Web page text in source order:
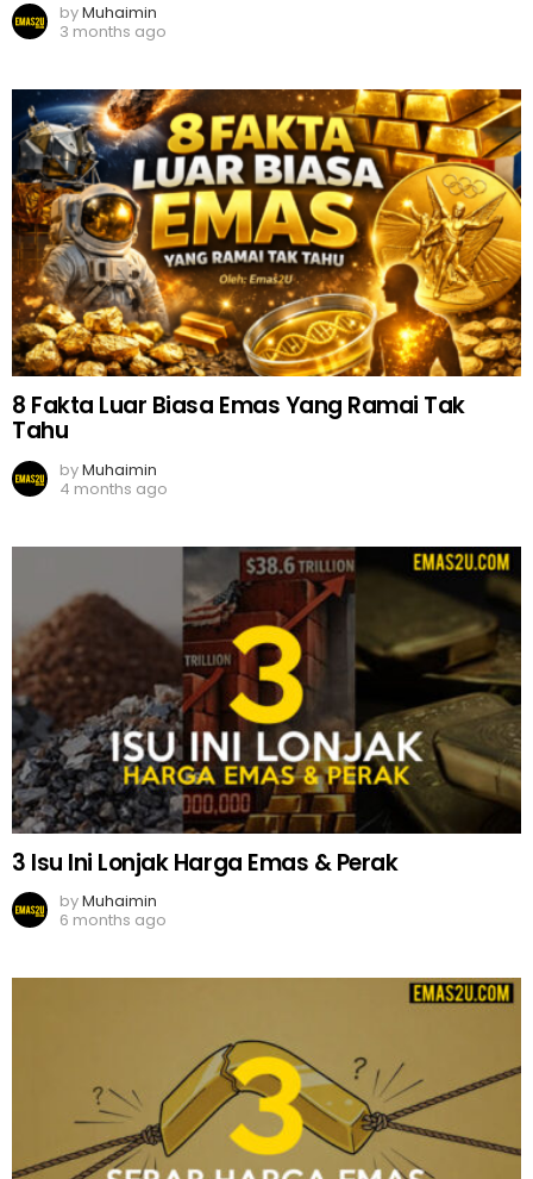
byMuhaimin
3 months ago
8 Fakta Luar Biasa Emas Yang Ramai Tak
Tahu
byMuhaimin
4 months ago
3 Isu Ini Lonjak Harga Emas & Perak
byMuhaimin
6 months ago